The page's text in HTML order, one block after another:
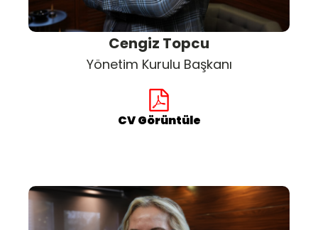
Cengiz Topcu
Yönetim Kurulu Başkanı
CV Görüntüle